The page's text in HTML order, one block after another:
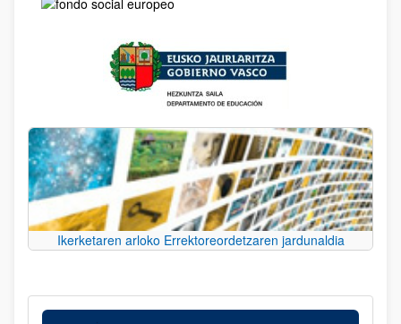
Ikerketaren arloko Errektoreordetzaren jardunaldia